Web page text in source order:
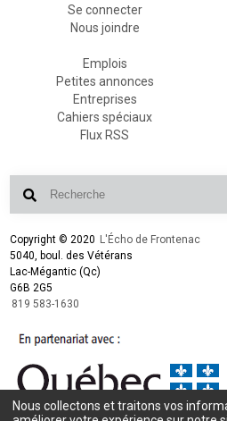
Se connecter
Nous joindre
Emplois
Petites annonces
Entreprises
Cahiers spéciaux
Flux RSS
Copyright © 2020 L'Écho de Frontenac
5040, boul. des Vétérans
Lac-Mégantic (Qc)
G6B 2G5
819 583-1630
Nous collectons et traitons vos